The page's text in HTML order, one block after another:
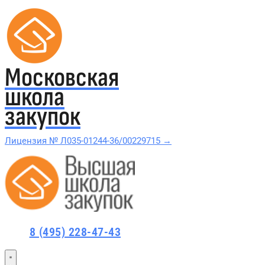
Московская
школа
закупок
Лицензия № Л035-01244-36/00229715 →
Проверить в реестре Рособрнадзора →
Курсы по 44-ФЗ
8 (495) 228-47-43